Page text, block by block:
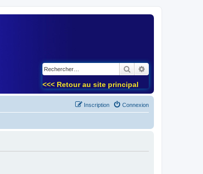
Rechercher
<<< Retour au site principal
Connexion
Inscription